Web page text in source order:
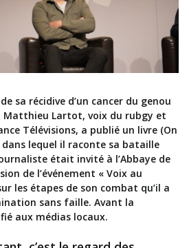
sa récidive d’un cancer du genou
Lartot, voix du rubgy et
Télévisions, a publié un livre (On
lequel il raconte sa bataille
était invité à l’Abbaye de
de l’événement « Voix au
les étapes de son combat qu’il a
sans faille. Avant la
aux médias locaux.